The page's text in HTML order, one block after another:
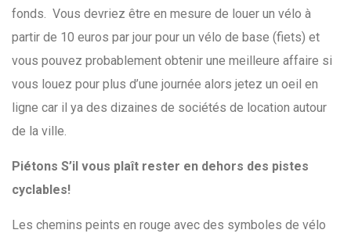
fonds. Vous devriez être en mesure de louer un vélo à
partir de 10 euros par jour pour un vélo de base (fiets) et
vous pouvez probablement obtenir une meilleure affaire si
vous louez pour plus d’une journée alors jetez un oeil en
ligne car il ya des dizaines de sociétés de location autour
de la ville.
Piétons S’il vous plaît rester en dehors des pistes
cyclables!
Les chemins peints en rouge avec des symboles de vélo